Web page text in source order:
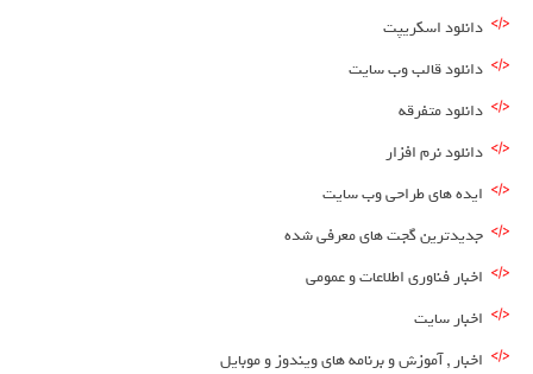
دانلود اسکریپت
دانلود قالب وب سایت
دانلود متفرقه
دانلود نرم افزار
ایده های طراحی وب سایت
جدیدترین گجت های معرفی شده
اخبار فناوری اطلاعات و عمومی
اخبار سایت
اخبار , آموزش و برنامه های ویندوز و موبایل